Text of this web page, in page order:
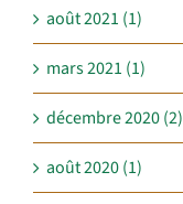
août 2021 (1)
mars 2021 (1)
décembre 2020 (2)
août 2020 (1)